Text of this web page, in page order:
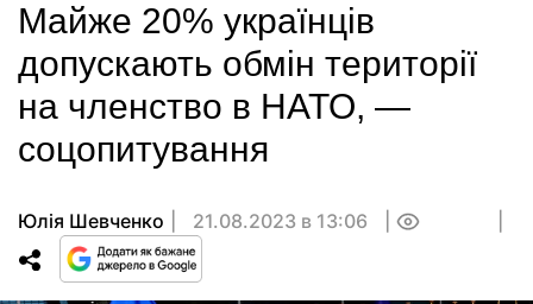
Майже 20% українців
допускають обмін території
на членство в НАТО, —
соцопитування
Юлія Шевченко 21.08.2023 в 13:06